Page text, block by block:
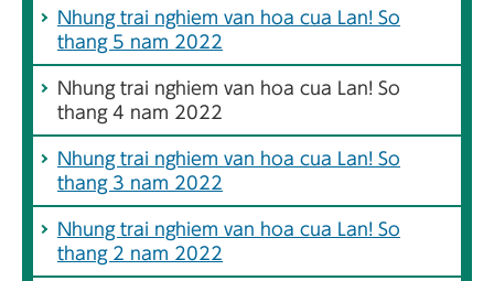
Nhung trai nghiem van hoa cua Lan! So
thang 5 nam 2022
Nhung trai nghiem van hoa cua Lan! So
thang 4 nam 2022
Nhung trai nghiem van hoa cua Lan! So
thang 3 nam 2022
Nhung trai nghiem van hoa cua Lan! So
thang 2 nam 2022